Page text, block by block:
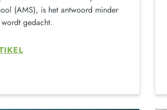
(AMS), is het antwoord minder
gedacht.